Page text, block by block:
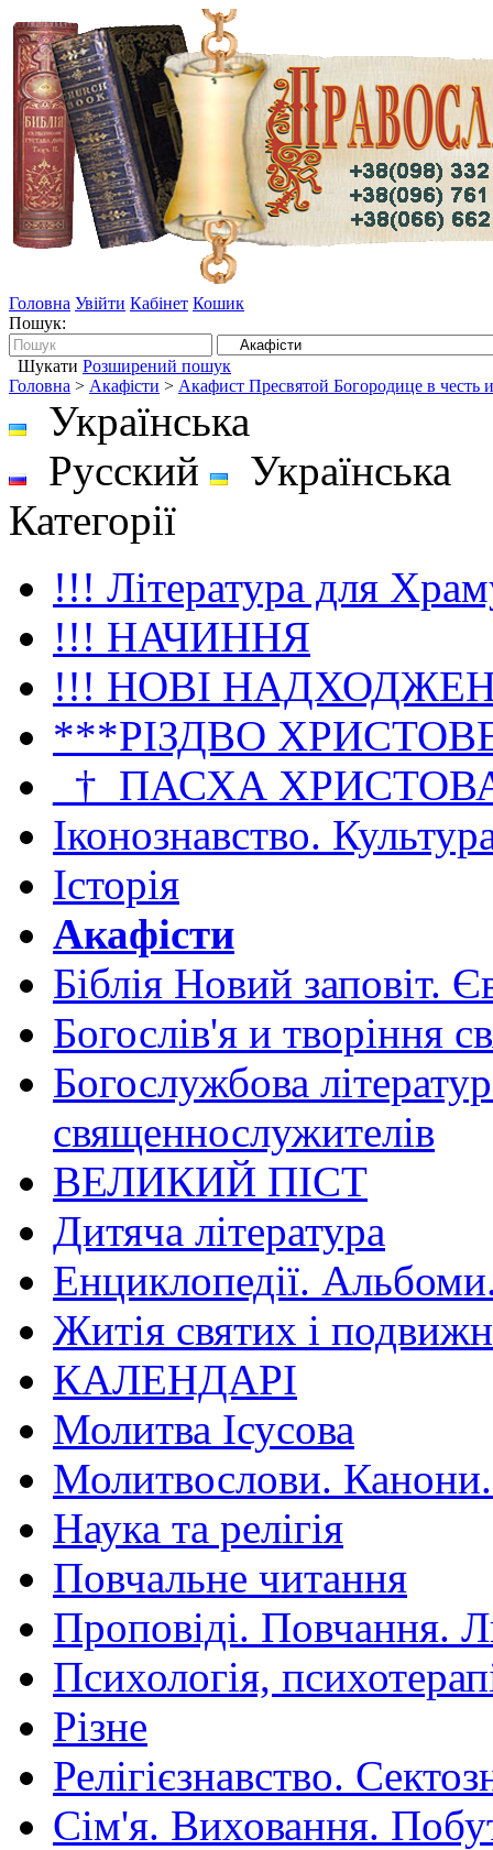
Головна Увійти Кабінет Кошик
Пошук:
Шукати Розширений пошук
Головна > Акафісти > Акафист Пресвятой Богородице в
Українська
Русский
Українська
Категорії
!!! Література для
!!! НАЧИННЯ
!!! НОВІ
***РІЗДВО
_†_ПАСХА
Іконознавство.
Історія
Акафісти
Біблія Новий заповіт.
Богослів'я и творіння
Богослужбова
священнослужителів
ВЕЛИКИЙ ПІСТ
Дитяча література
Енциклопедії.
Житія святих і
КАЛЕНДАРІ
Молитва Ісусова
Молитвослови.
Наука та релігія
Повчальне читання
Проповіді. Повчання.
Психологія,
Різне
Релігієзнавство.
Сім'я. Виховання.